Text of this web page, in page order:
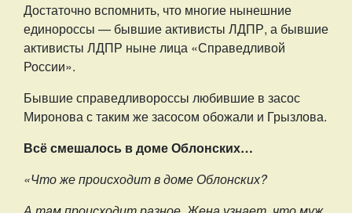
Достаточно вспомнить, что многие нынешние
единороссы — бывшие активисты ЛДПР, а бывшие
активисты ЛДПР ныне лица «Справедливой
России».
Бывшие справедливороссы любившие в засос
Миронова с таким же засосом обожали и Грызлова.
Всё смешалось в доме Облонских…
«Что же происходит в доме Облонских?